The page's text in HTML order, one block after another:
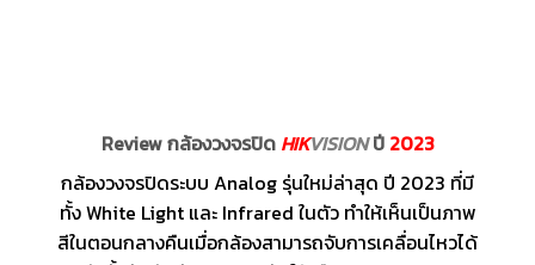
Review กล้องวงจรปิด HIKVISIONปี 2023
กล้องวงจรปิดระบบ Analog รุ่นใหม่ล่าสุด ปี 2023 ที่มี
ทั้ง White Light และ Infrared ในตัว ทำให้เห็นเป็นภาพ
สีในตอนกลางคืนเมื่อกล้องสามารถจับการเคลื่อนไหวได้